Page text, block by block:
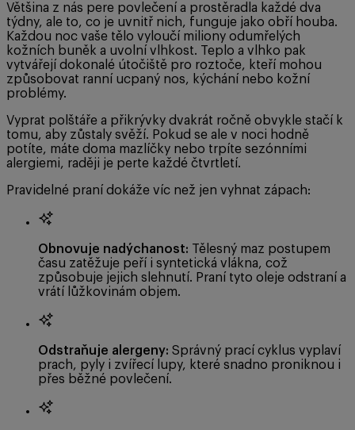
Většina z nás pere povlečení a prostěradla každé dva
týdny, ale to, co je uvnitř nich, funguje jako obří houba.
Každou noc vaše tělo vyloučí miliony odumřelých
kožních buněk a uvolní vlhkost. Teplo a vlhko pak
vytvářejí dokonalé útočiště pro roztoče, kteří mohou
způsobovat ranní ucpaný nos, kýchání nebo kožní
problémy.
Vyprat polštáře a přikrývky dvakrát ročně obvykle stačí k
tomu, aby zůstaly svěží. Pokud se ale v noci hodně
potíte, máte doma mazlíčky nebo trpíte sezónními
alergiemi, raději je perte každé čtvrtletí.
Pravidelné praní dokáže víc než jen vyhnat zápach:
Obnovuje nadýchanost: Tělesný maz postupem
času zatěžuje peří i syntetická vlákna, což
způsobuje jejich slehnutí. Praní tyto oleje odstraní a
vrátí lůžkovinám objem.
Odstraňuje alergeny: Správný prací cyklus vyplaví
prach, pyly i zvířecí lupy, které snadno proniknou i
přes běžné povlečení.